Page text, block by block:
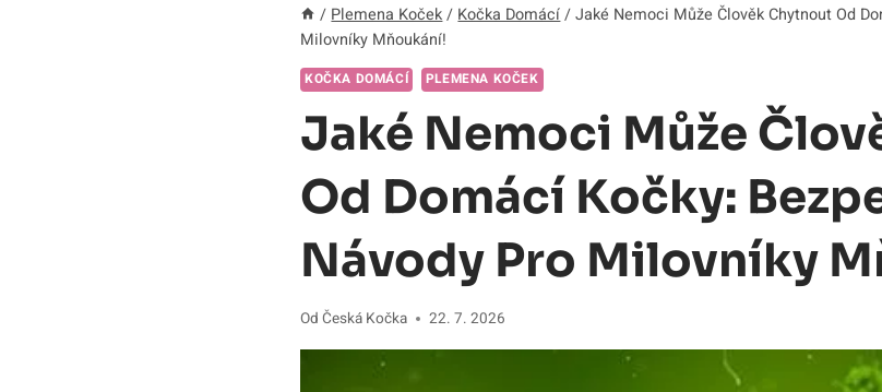
/ Plemena Koček / Kočka Domácí / Jaké Nemoci Může Člověk Chytnout Od
Milovníky Mňoukání!
KOČKA DOMÁCÍ PLEMENA KOČEK
Jaké Nemoci Může
Od Domácí Kočky:
Návody Pro Milovníky
Od Česká Kočka 22. 7. 2026